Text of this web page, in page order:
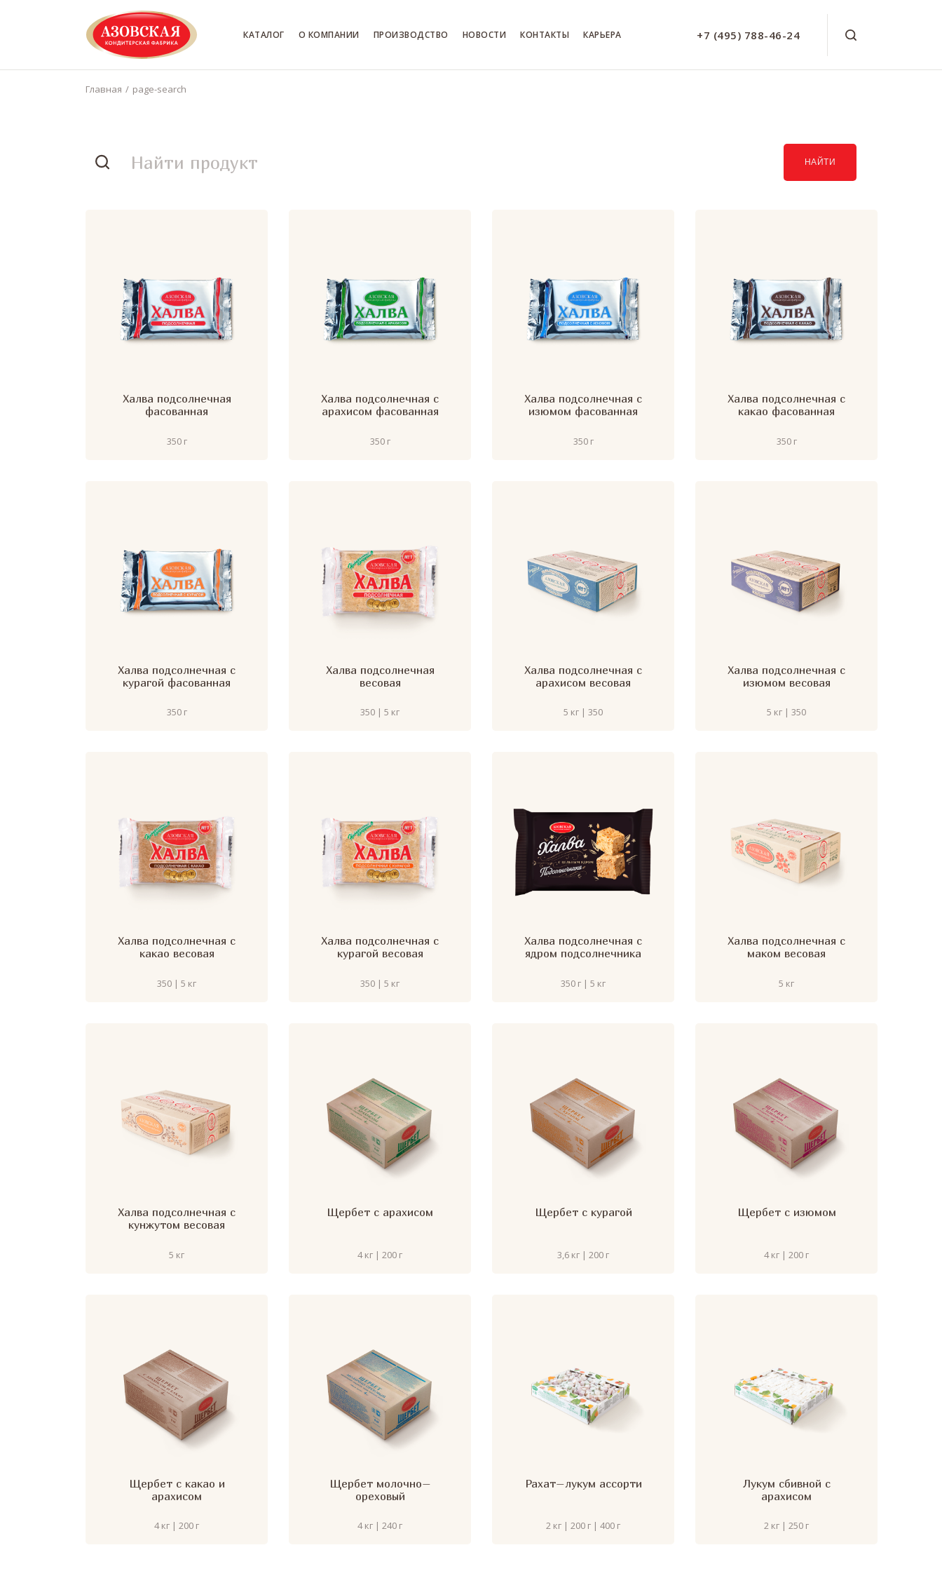
КАТАЛОГ О КОМПАНИИ ПРОИЗВОДСТВО НОВОСТИ КОНТАКТЫ КАРЬЕРА +7 (495) 788-46-24
Главная page-search
НАЙТИ
Халва подсолнечная
фасованная
350 г
Халва подсолнечная с
арахисом фасованная
350 г
Халва подсолнечная с
изюмом фасованная
350 г
Халва подсолнечная с
какао фасованная
350 г
Халва подсолнечная с
курагой фасованная
350 г
Халва подсолнечная
весовая
350 | 5 кг
Халва подсолнечная с
арахисом весовая
5 кг | 350
Халва подсолнечная с
изюмом весовая
5 кг | 350
Халва подсолнечная с
какао весовая
350 | 5 кг
Халва подсолнечная с
курагой весовая
350 | 5 кг
Халва подсолнечная с
ядром подсолнечника
350 г | 5 кг
Халва подсолнечная с
маком весовая
5 кг
Халва подсолнечная с
кунжутом весовая
5 кг
Щербет с арахисом
4 кг | 200 г
Щербет с курагой
3,6 кг | 200 г
Щербет с изюмом
4 кг | 200 г
Щербет с какао и
арахисом
4 кг | 200 г
Щербет молочно–
ореховый
4 кг | 240 г
Рахат–лукум ассорти
2 кг | 200 г | 400 г
Лукум сбивной с
арахисом
2 кг | 250 г